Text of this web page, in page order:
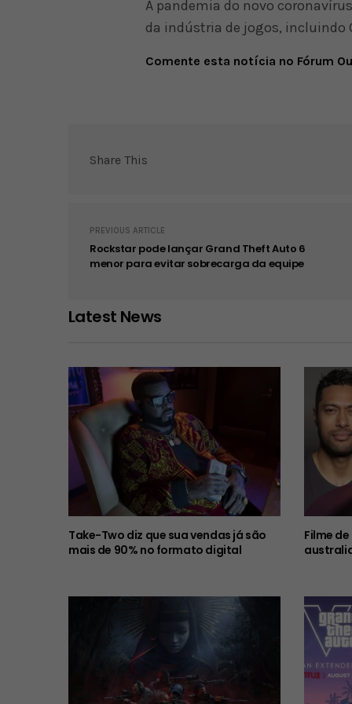
A pandemia do novo
da indústria de jogos, incluindo
Comente esta notícia no Fórum
Share This
PREVIOUS ARTICLE
Rockstar pode lançar Grand Theft Auto 6
menor para evitar sobrecarga da equipe
Latest News
Take-Two diz que sua vendas já são
mais de 90% no formato digital
Filme